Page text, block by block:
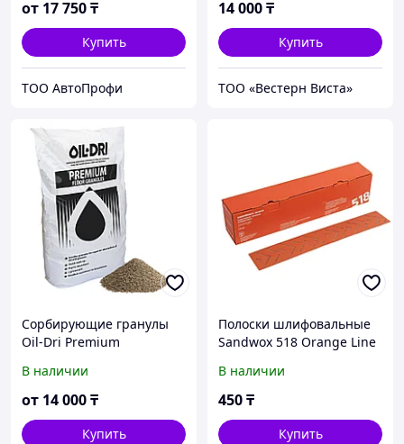
от 17 750₸
Купить
ТОО АвтоПрофи
14 000₸
Купить
ТОО «Вестерн Виста»
Cорбирующие гранулы
Oil-Dri Premium
В наличии
от 14 000₸
Купить
Полоски шлифовальные
Sandwox 518 Orange Line
В наличии
450₸
Купить